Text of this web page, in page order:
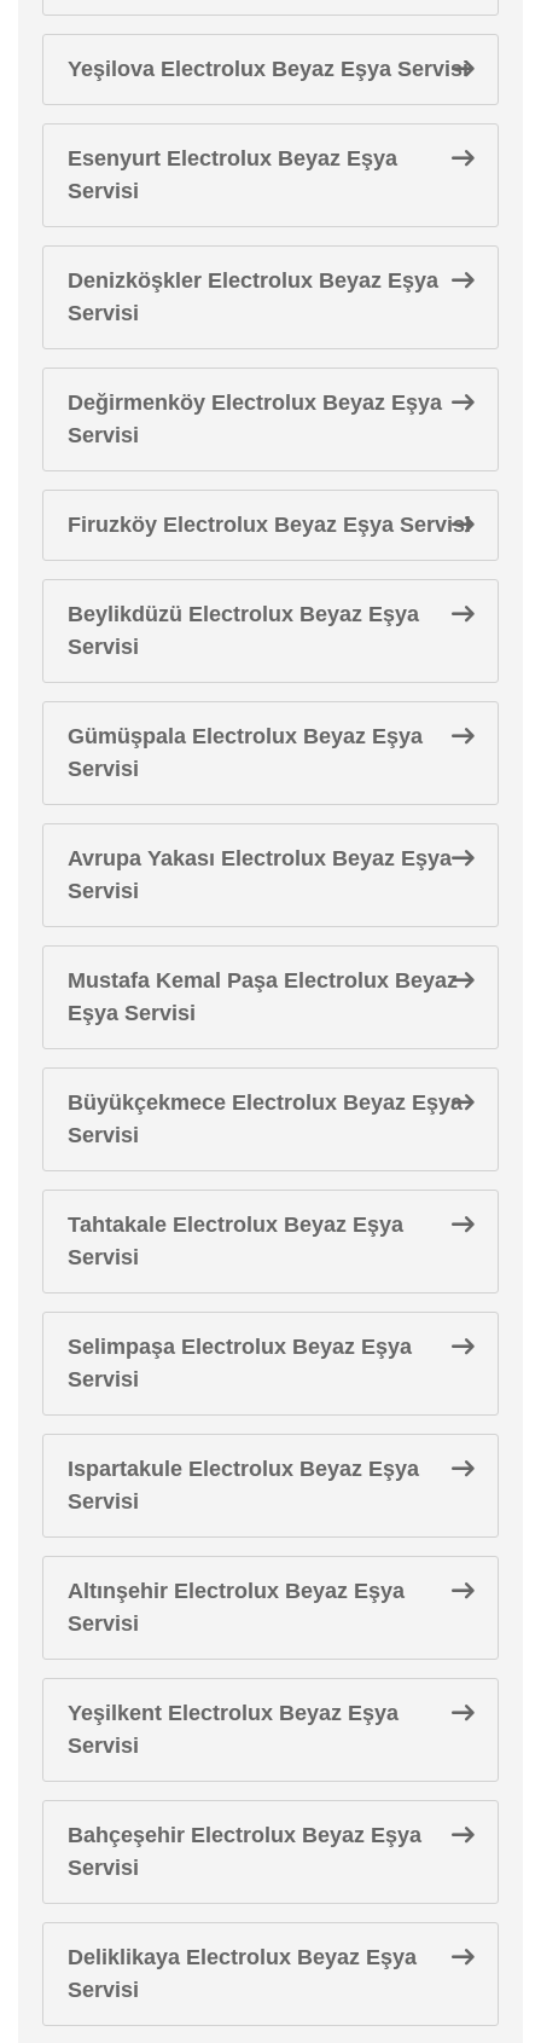
Yeşilova Electrolux Beyaz Eşya Servisi
Esenyurt Electrolux Beyaz Eşya
Servisi
Denizköşkler Electrolux Beyaz Eşya
Servisi
Değirmenköy Electrolux Beyaz Eşya
Servisi
Firuzköy Electrolux Beyaz Eşya Servisi
Beylikdüzü Electrolux Beyaz Eşya
Servisi
Gümüşpala Electrolux Beyaz Eşya
Servisi
Avrupa Yakası Electrolux Beyaz Eşya
Servisi
Mustafa Kemal Paşa Electrolux Beyaz
Eşya Servisi
Büyükçekmece Electrolux Beyaz Eşya
Servisi
Tahtakale Electrolux Beyaz Eşya
Servisi
Selimpaşa Electrolux Beyaz Eşya
Servisi
Ispartakule Electrolux Beyaz Eşya
Servisi
Altınşehir Electrolux Beyaz Eşya
Servisi
Yeşilkent Electrolux Beyaz Eşya
Servisi
Bahçeşehir Electrolux Beyaz Eşya
Servisi
Deliklikaya Electrolux Beyaz Eşya
Servisi